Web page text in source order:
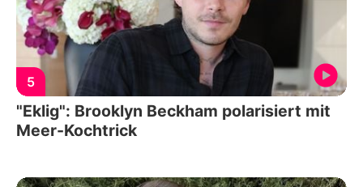
5
"Eklig": Brooklyn Beckham polarisiert mit
Meer-Kochtrick